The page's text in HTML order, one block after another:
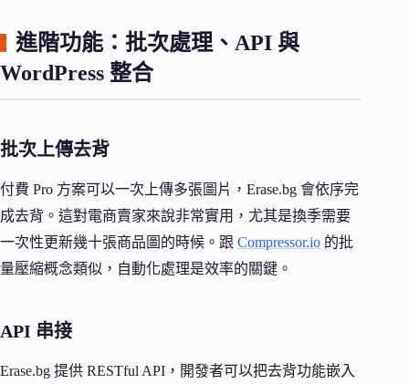
進階功能：批次處理、API 與
WordPress 整合
批次上傳去背
付費 Pro 方案可以一次上傳多張圖片，Erase.bg 會依序完
成去背。這對電商賣家來說非常實用，尤其是換季需要
一次性更新幾十張商品圖的時候。跟 Compressor.io 的批
量壓縮概念類似，自動化處理是效率的關鍵。
API 串接
Erase.bg 提供 RESTful API，開發者可以把去背功能嵌入